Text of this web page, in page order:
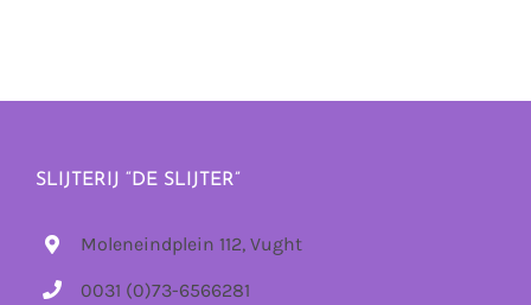
SLIJTERIJ “DE SLIJTER”
Moleneindplein 112, Vught
0031 (0)73-6566281